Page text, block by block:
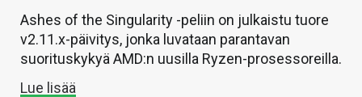
Ashes of the Singularity -peliin on julkaistu tuore
v2.11.x-päivitys, jonka luvataan parantavan
suorituskykyä AMD:n uusilla Ryzen-prosessoreilla.
Lue lisää